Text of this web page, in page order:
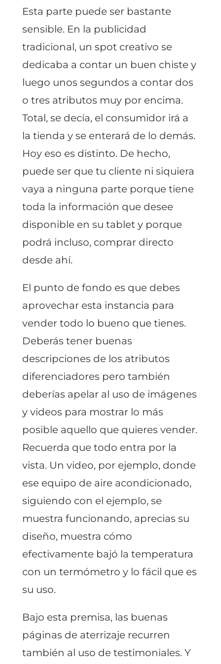
Esta parte puede ser bastante
sensible. En la publicidad
tradicional, un spot creativo se
dedicaba a contar un buen chiste y
luego unos segundos a contar dos
o tres atributos muy por encima.
Total, se decía, el consumidor irá a
la tienda y se enterará de lo demás.
Hoy eso es distinto. De hecho,
puede ser que tu cliente ni siquiera
vaya a ninguna parte porque tiene
toda la información que desee
disponible en su tablet y porque
podrá incluso, comprar directo
desde ahí.
El punto de fondo es que debes
aprovechar esta instancia para
vender todo lo bueno que tienes.
Deberás tener buenas
descripciones de los atributos
diferenciadores pero también
deberías apelar al uso de imágenes
y videos para mostrar lo más
posible aquello que quieres vender.
Recuerda que todo entra por la
vista. Un video, por ejemplo, donde
ese equipo de aire acondicionado,
siguiendo con el ejemplo, se
muestra funcionando, aprecias su
diseño, muestra cómo
efectivamente bajó la temperatura
con un termómetro y lo fácil que es
su uso.
Bajo esta premisa, las buenas
páginas de aterrizaje recurren
también al uso de testimoniales. Y